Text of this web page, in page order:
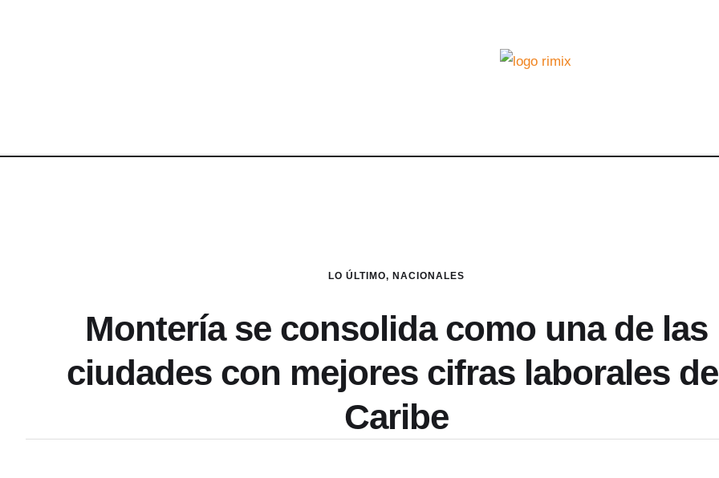
LO ÚLTIMO, NACIONALES
Montería se consolida como una de las
ciudades con mejores cifras laborales
Caribe